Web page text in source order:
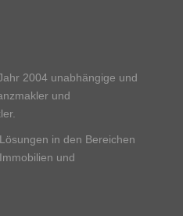
2004 unabhängige und
und
in den Bereichen
und